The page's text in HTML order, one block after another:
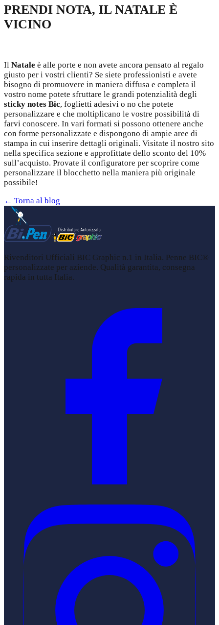
PRENDI NOTA, IL NATALE È
VICINO
Il Natale è alle porte e non avete ancora pensato al regalo
giusto per i vostri clienti? Se siete professionisti e avete
bisogno di promuovere in maniera diffusa e completa il
vostro nome potete sfruttare le grandi potenzialità degli
sticky notes Bic, foglietti adesivi o no che potete
personalizzare e che moltiplicano le vostre possibilità di
farvi conoscere. In vari formati si possono ottenere anche
con forme personalizzate e dispongono di ampie aree di
stampa in cui inserire dettagli originali. Visitate il nostro sito
nella specifica sezione e approfittate dello sconto del 10%
sull’acquisto. Provate il configuratore per scoprire come
personalizzare il blocchetto nella maniera più originale
possibile!
← Torna al blog
Rivenditori Ufficiali BIC Graphic n.1 in Italia. Penne BIC®
personalizzate per aziende. Qualità garantita, consegna
rapida in tutta Italia.